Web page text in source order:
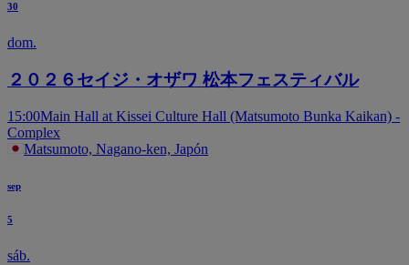
30
dom.
２０２６セイジ・オザワ 松本フェスティバル
15:00Main Hall at Kissei Culture Hall (Matsumoto Bunka Kaikan) -
Complex
Matsumoto, Nagano-ken, Japón
sep
5
sáb.